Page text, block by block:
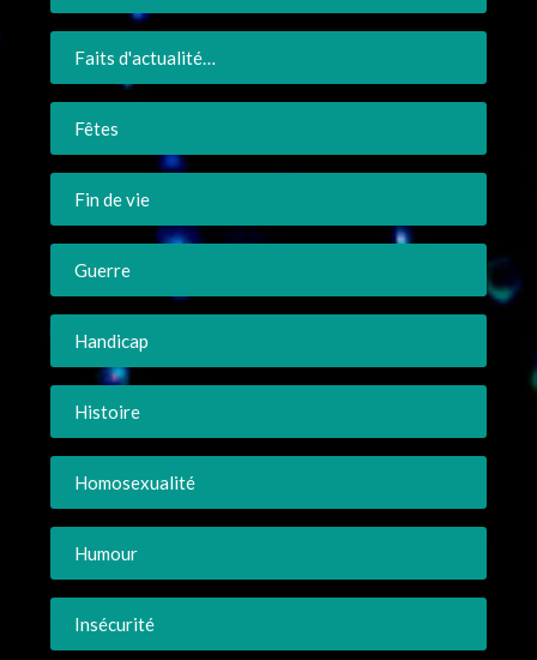
Faits d'actualité…
Fêtes
Fin de vie
Guerre
Handicap
Histoire
Homosexualité
Humour
Insécurité